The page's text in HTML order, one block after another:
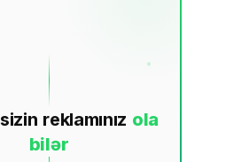
sizin reklamınız ola
bilər